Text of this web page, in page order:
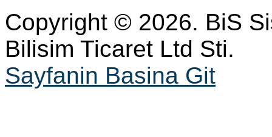
Copyright © 2026. BiS
Bilisim Ticaret Ltd Sti.
Sayfanin Basina Git